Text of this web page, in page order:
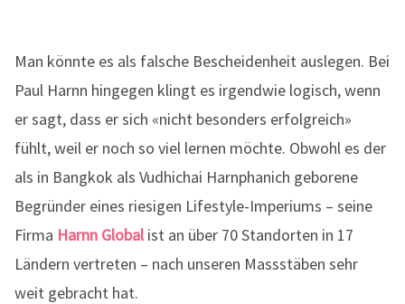
Man könnte es als falsche Bescheidenheit auslegen. Bei
Paul Harnn hingegen klingt es irgendwie logisch, wenn
er sagt, dass er sich «nicht besonders erfolgreich»
fühlt, weil er noch so viel lernen möchte. Obwohl es der
als in Bangkok als Vudhichai Harnphanich geborene
Begründer eines riesigen Lifestyle-Imperiums – seine
Firma Harnn Globalist an über 70 Standorten in 17
Ländern vertreten – nach unseren Massstäben sehr
weit gebracht hat.